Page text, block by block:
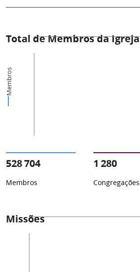
Total de Membros da Igreja
Membros
528 704
Membros
1 280
Congregações
Missões